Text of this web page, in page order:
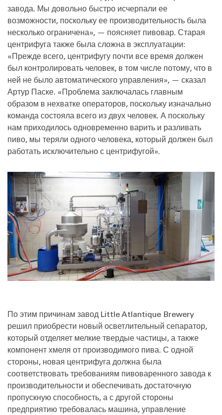
завода. Мы довольно быстро исчерпали ее
возможности, поскольку ее производительность была
несколько ограничена», — поясняет пивовар. Старая
центрифуга также была сложна в эксплуатации:
«Прежде всего, центрифугу почти все время должен
был контролировать человек, в том числе потому, что в
ней не было автоматического управления», — сказал
Артур Паске. «Проблема заключалась главным
образом в нехватке операторов, поскольку изначально
команда состояла всего из двух человек. А поскольку
нам приходилось одновременно варить и разливать
пиво, мы теряли одного человека, который должен был
работать исключительно с центрифугой».
По этим причинам завод Little Atlantique Brewery
решил приобрести новый осветлительный сепаратор,
который отделяет мелкие твердые частицы, а также
компонент хмеля от производимого пива. С одной
стороны, новая центрифуга должна была
соответствовать требованиям пивоваренного завода к
производительности и обеспечивать достаточную
пропускную способность, а с другой стороны
предприятию требовалась машина, управление